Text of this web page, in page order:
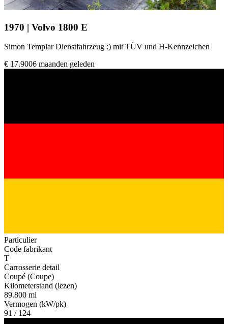
1970 | Volvo 1800 E
Simon Templar Dienstfahrzeug :) mit TÜV und H-Kennzeichen
€ 17.9006 maanden geleden
Particulier
Code fabrikant
T
Carrosserie detail
Coupé (Coupe)
Kilometerstand (lezen)
89.800 mi
Vermogen (kW/pk)
91 / 124